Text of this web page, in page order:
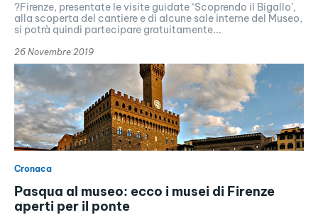
?Firenze, presentate le visite guidate ‘Scoprendo il Bigallo’,
alla scoperta del cantiere e di alcune sale interne del Museo,
si potrà quindi partecipare gratuitamente...
26 Novembre 2019
Cronaca
Pasqua al museo: ecco i musei di Firenze
aperti per il ponte